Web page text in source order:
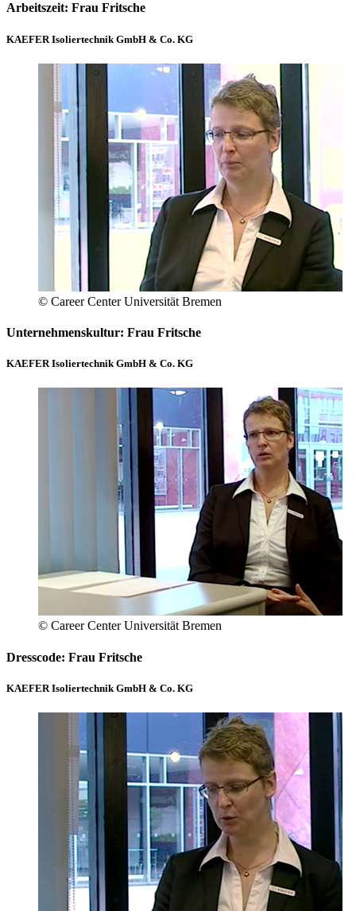
Arbeitszeit: Frau Fritsche
KAEFER Isoliertechnik GmbH & Co. KG
© Career Center Universität Bremen
Unternehmenskultur: Frau Fritsche
KAEFER Isoliertechnik GmbH & Co. KG
© Career Center Universität Bremen
Dresscode: Frau Fritsche
KAEFER Isoliertechnik GmbH & Co. KG